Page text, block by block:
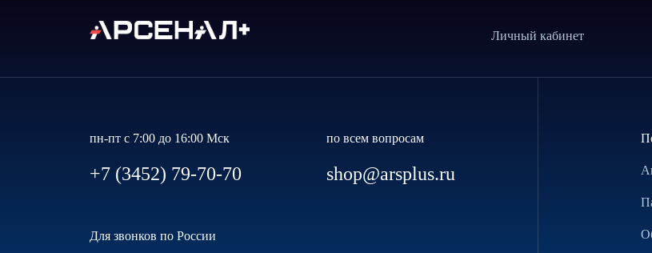
Личный кабинет
пн-пт с 7:00 до 16:00 Мск
+7 (3452) 79-70-70
по всем вопросам
shop@arsplus.ru
Для звонков по России